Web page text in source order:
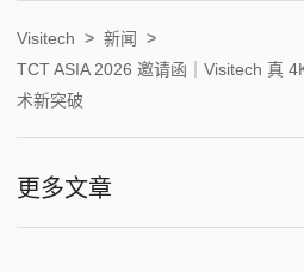
Visitech > 新闻
>
TCT ASIA 2026 邀请函｜Visitech 真
术新突破
更多文章